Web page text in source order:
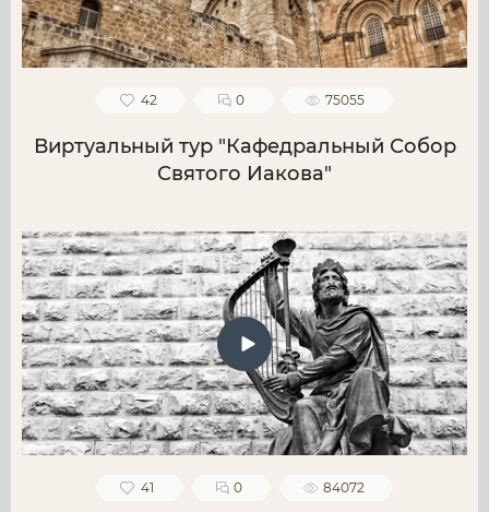
42 0 75055
Виртуальный тур "Кафедральный Собор
Святого Иакова"
41 0 84072